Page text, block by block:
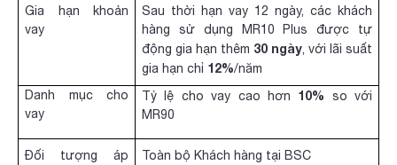
Gia hạn khoản
vay
Sau thời hạn vay 12 ngày, các khách
hàng sử dụng MR10 Plus được tự
động gia hạn thêm 30 ngày, với lãi suất
gia hạn chỉ 12%/năm
Danh mục cho
vay
Tỷ lệ cho vay cao hơn 10% so với
MR90
Đối tượng áp
Toàn bộ Khách hàng tại BSC